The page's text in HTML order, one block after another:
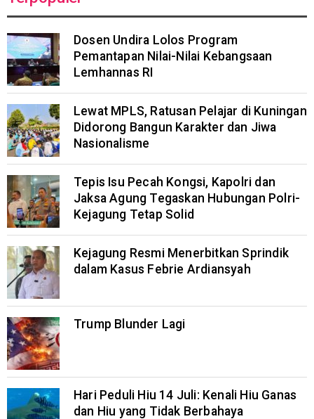
Dosen Undira Lolos Program
Pemantapan Nilai-Nilai Kebangsaan
Lemhannas RI
Lewat MPLS, Ratusan Pelajar di Kuningan
Didorong Bangun Karakter dan Jiwa
Nasionalisme
Tepis Isu Pecah Kongsi, Kapolri dan
Jaksa Agung Tegaskan Hubungan Polri-
Kejagung Tetap Solid
Kejagung Resmi Menerbitkan Sprindik
dalam Kasus Febrie Ardiansyah
Trump Blunder Lagi
Hari Peduli Hiu 14 Juli: Kenali Hiu Ganas
dan Hiu yang Tidak Berbahaya